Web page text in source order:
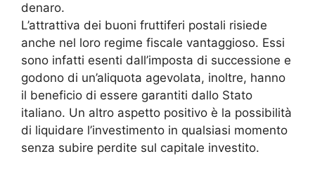
denaro.
L’attrattiva dei buoni fruttiferi postali risiede
anche nel loro regime fiscale vantaggioso. Essi
sono infatti esenti dall’imposta di successione e
godono di un’aliquota agevolata, inoltre, hanno
il beneficio di essere garantiti dallo Stato
italiano. Un altro aspetto positivo è la possibilità
di liquidare l’investimento in qualsiasi momento
senza subire perdite sul capitale investito.